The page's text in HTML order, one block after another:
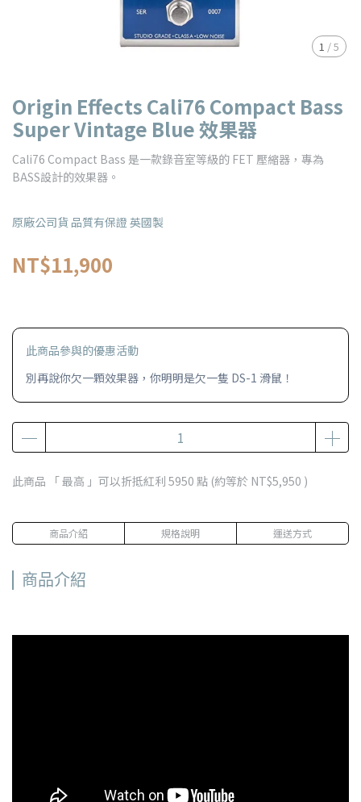
1 /5
Origin Effects Cali76 Compact Bass
Super Vintage Blue 效果器
Cali76 Compact Bass 是一款錄音室等級的 FET 壓縮器，專為
BASS設計的效果器。
原廠公司貨 品質有保證 英國製
NT$11,900
此商品參與的優惠活動
別再說你欠一顆效果器，你明明是欠一隻 DS-1 滑鼠！
此商品 「 最高 」可以折抵紅利 5950 點 (約等於 NT$5,950 )
商品介紹 規格說明 運送方式
商品介紹